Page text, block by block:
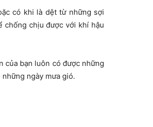
có khi là dệt từ những sợi
chống chịu được với khí hậu
của bạn luôn có được những
ngày mưa gió.